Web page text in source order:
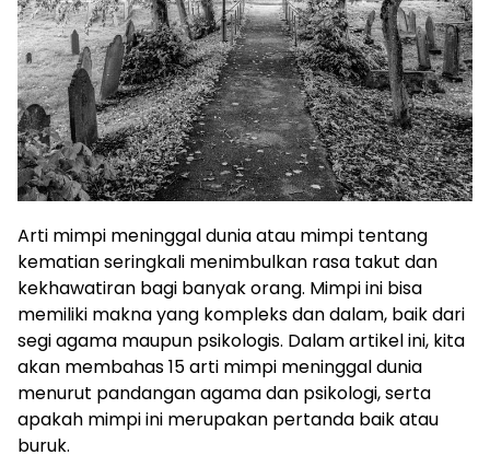
Arti mimpi meninggal dunia atau mimpi tentang
kematian seringkali menimbulkan rasa takut dan
kekhawatiran bagi banyak orang. Mimpi ini bisa
memiliki makna yang kompleks dan dalam, baik dari
segi agama maupun psikologis. Dalam artikel ini, kita
akan membahas 15 arti mimpi meninggal dunia
menurut pandangan agama dan psikologi, serta
apakah mimpi ini merupakan pertanda baik atau
buruk.